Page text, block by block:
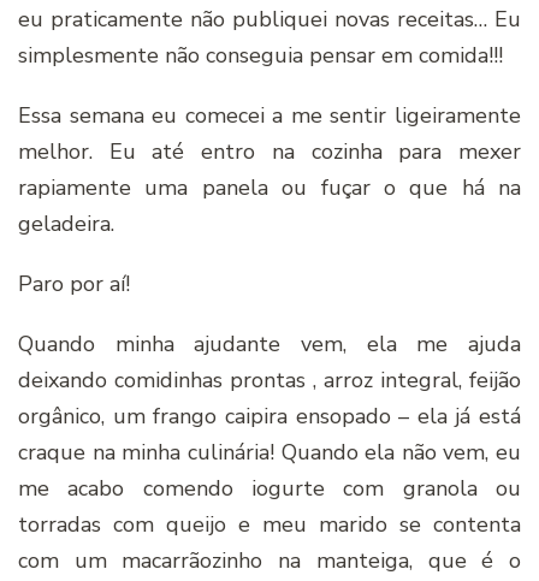
eu praticamente não publiquei novas receitas… Eu
simplesmente não conseguia pensar em comida!!!
Essa semana eu comecei a me sentir ligeiramente
melhor. Eu até entro na cozinha para mexer
rapiamente uma panela ou fuçar o que há na
geladeira.
Paro por aí!
Quando minha ajudante vem, ela me ajuda
deixando comidinhas prontas , arroz integral, feijão
orgânico, um frango caipira ensopado – ela já está
craque na minha culinária! Quando ela não vem, eu
me acabo comendo iogurte com granola ou
torradas com queijo e meu marido se contenta
com um macarrãozinho na manteiga, que é o